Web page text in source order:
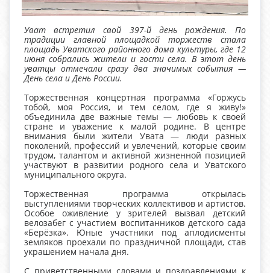
Уват встретил свой 397-й день рождения. По
традиции главной площадкой торжеств стала
площадь Уватского районного дома культуры, где 12
июня собрались жители и гости села. В этот день
уватцы отмечали сразу два значимых события —
День села и День России.
Торжественная концертная программа «Горжусь
тобой, моя Россия, и тем селом, где я живу!»
объединила две важные темы — любовь к своей
стране и уважение к малой родине. В центре
внимания были жители Увата — люди разных
поколений, профессий и увлечений, которые своим
трудом, талантом и активной жизненной позицией
участвуют в развитии родного села и Уватского
муниципального округа.
Торжественная программа открылась
выступлениями творческих коллективов и артистов.
Особое оживление у зрителей вызвал детский
велозабег с участием воспитанников детского сада
«Берёзка». Юные участники под аплодисменты
земляков проехали по праздничной площади, став
украшением начала дня.